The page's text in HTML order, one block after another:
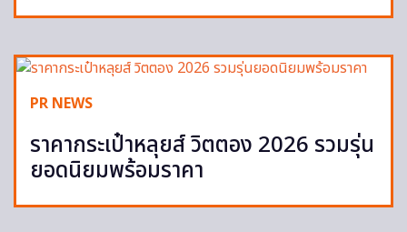
PR NEWS
ราคากระเป๋าหลุยส์ วิตตอง 2026 รวมรุ่น
ยอดนิยมพร้อมราคา